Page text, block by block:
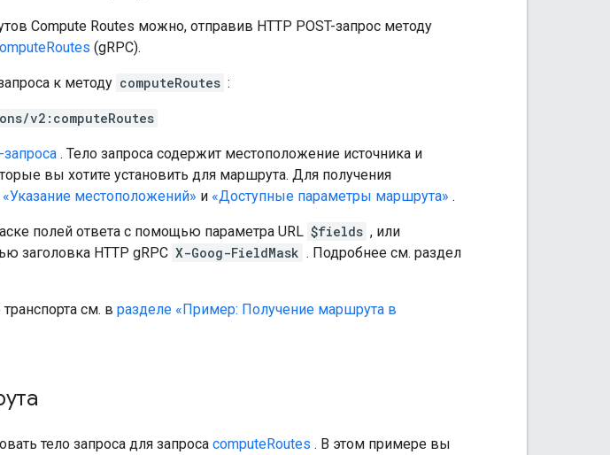
Compute Routes можно, отправив HTTP POST-запрос методу
(gRPC).
к методу computeRoutes :
v2:computeRoutes
запроса . Тело запроса содержит местоположение источника и
вы хотите установить для маршрута. Для получения
местоположений» и «Доступные параметры маршрута» .
полей ответа с помощью параметра URL $fields , или
заголовка HTTP gRPC X-Goog-FieldMask . Подробнее см. раздел
см. в разделе «Пример: Получение маршрута в
тело запроса для запроса computeRoutes . В этом примере вы